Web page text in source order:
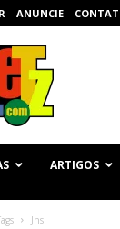
ANUNCIE
ARTIGOS
Jns